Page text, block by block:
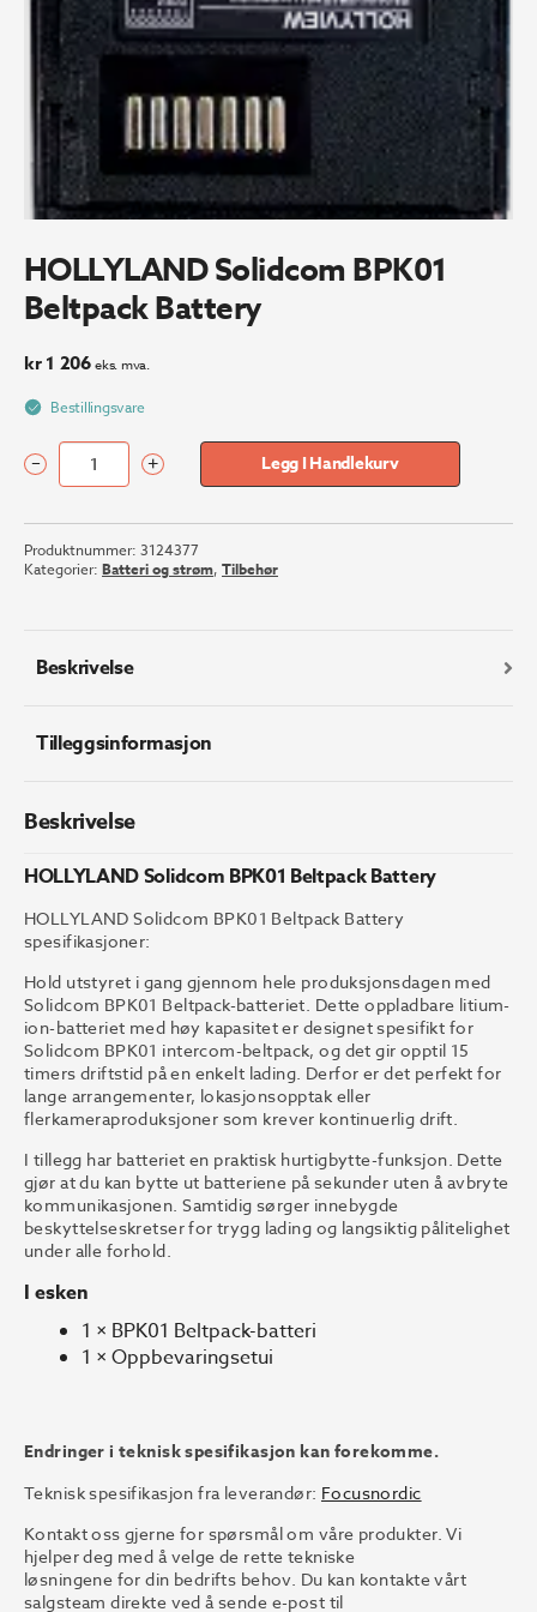
HOLLYLAND Solidcom BPK01
Beltpack Battery
kr1 206 eks. mva.
Bestillingsvare
HOLLYLAND
BPK01
Beltpack
Battery
– + Legg I Handlekurv
Produktnummer: 3124377
Kategorier: Batteri og strøm, Tilbehør
Beskrivelse
Tilleggsinformasjon
Beskrivelse
HOLLYLAND Solidcom BPK01 Beltpack Battery
HOLLYLAND Solidcom BPK01 Beltpack Battery
spesifikasjoner:
Hold utstyret i gang gjennom hele produksjonsdagen med
Solidcom BPK01 Beltpack-batteriet. Dette oppladbare litium-
ion-batteriet med høy kapasitet er designet spesifikt for
Solidcom BPK01 intercom-beltpack, og det gir opptil 15
timers driftstid på en enkelt lading. Derfor er det perfekt for
lange arrangementer, lokasjonsopptak eller
flerkameraproduksjoner som krever kontinuerlig drift.
I tillegg har batteriet en praktisk hurtigbytte-funksjon. Dette
gjør at du kan bytte ut batteriene på sekunder uten å avbryte
kommunikasjonen. Samtidig sørger innebygde
beskyttelseskretser for trygg lading og langsiktig pålitelighet
under alle forhold.
I esken
1 × BPK01 Beltpack-batteri
1 × Oppbevaringsetui
Endringer i teknisk spesifikasjon kan forekomme.
Teknisk spesifikasjon fra leverandør: Focusnordic
Kontakt oss gjerne for spørsmål om våre produkter. Vi
hjelper deg med å velge de rette tekniske
løsningene for din bedrifts behov. Du kan kontakte vårt
salgsteam direkte ved å sende e-post til